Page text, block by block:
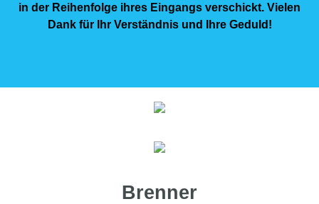
in der Reihenfolge ihres Eingangs verschickt. Vielen
Dank für Ihr Verständnis und Ihre Geduld!
Brenner